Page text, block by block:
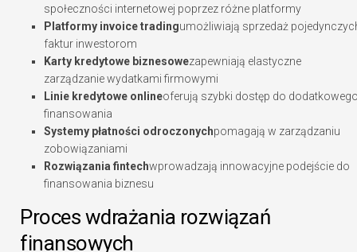
społeczności internetowej poprzez różne platformy
Platformy invoice tradingumożliwiają sprzedaż
faktur inwestorom
Karty kredytowe biznesowezapewniają elastyczne
zarządzanie wydatkami firmowymi
Linie kredytowe onlineoferują szybki dostęp do
finansowania
Systemy płatności odroczonychpomagają w zarządzaniu
zobowiązaniami
Rozwiązania fintechwprowadzają innowacyjne podejście do
finansowania biznesu
Proces wdrażania rozwiązań
finansowych